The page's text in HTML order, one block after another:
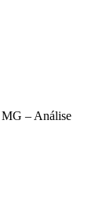
MG – Análise